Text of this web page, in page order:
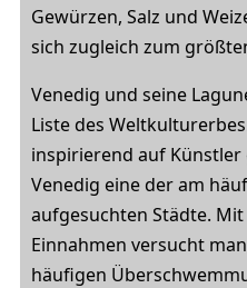
Gewürzen, Salz und
sich zugleich zum
Venedig und seine
Liste des
inspirierend auf
Venedig eine der am
aufgesuchten Städte.
Einnahmen versucht
häufigen